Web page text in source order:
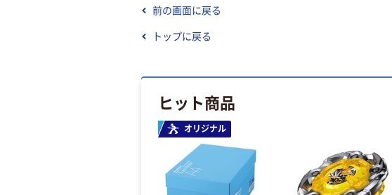
前の画面に戻る
トップに戻る
ヒット商品
オリジナル